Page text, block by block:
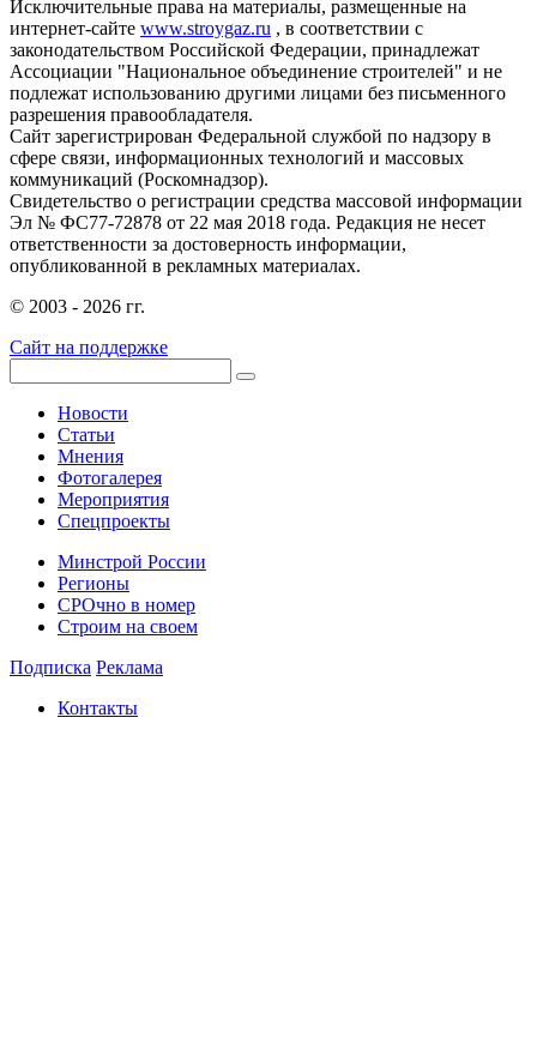
Исключительные права на материалы, размещенные на
интернет-сайте www.stroygaz.ru , в соответствии с
законодательством Российской Федерации, принадлежат
Ассоциации "Национальное объединение строителей" и не
подлежат использованию другими лицами без письменного
разрешения правообладателя.
Сайт зарегистрирован Федеральной службой по надзору в
сфере связи, информационных технологий и массовых
коммуникаций (Роскомнадзор).
Свидетельство о регистрации средства массовой информации
Эл № ФС77-72878 от 22 мая 2018 года. Редакция не несет
ответственности за достоверность информации,
опубликованной в рекламных материалах.
© 2003 - 2026 гг.
Сайт на поддержке
Новости
Статьи
Мнения
Фотогалерея
Мероприятия
Спецпроекты
Минстрой России
Регионы
СРОчно в номер
Строим на своем
Подписка Реклама
Контакты